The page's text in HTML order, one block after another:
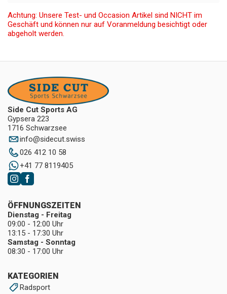
Achtung: Unsere Test- und Occasion Artikel sind NICHT im
Geschäft und können nur auf Voranmeldung besichtigt oder
abgeholt werden.
Side Cut Sports AG
Gypsera 223
1716 Schwarzsee
info@sidecut.swiss
026 412 10 58
+41 77 8119405
KATEGORIEN
Radsport
ÖFFNUNGSZEITEN
Dienstag - Freitag
09:00 - 12:00 Uhr
13:15 - 17:30 Uhr
Samstag - Sonntag
08:30 - 17:00 Uhr